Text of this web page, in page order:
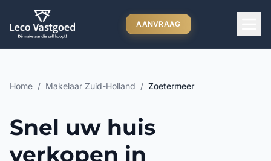
Ga direct naar inhoud
AANVRAAG
Home / Makelaar Zuid-Holland / Zoetermeer
Snel uw huis
verkopen in